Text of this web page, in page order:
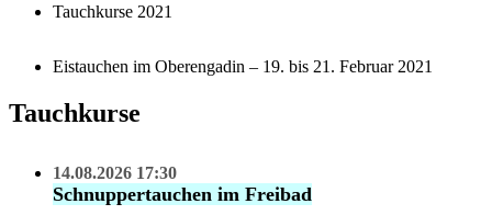
Tauchkurse 2021
Eistauchen im Oberengadin – 19. bis 21. Februar 2021
Tauchkurse
14.08.2026 17:30
Schnuppertauchen im Freibad